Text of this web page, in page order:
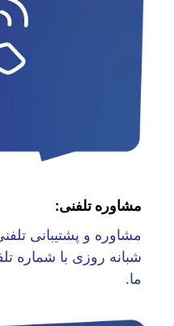
مشاوره تلفنی:
مشاوره و پشتیبانی
ما.